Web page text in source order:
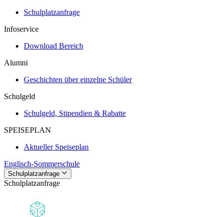
Schulplatzanfrage
Infoservice
Download Bereich
Alumni
Geschichten über einzelne Schüler
Schulgeld
Schulgeld, Stipendien & Rabatte
SPEISEPLAN
Aktueller Speiseplan
Englisch-Sommerschule
Schulplatzanfrage
Schulplatzanfrage